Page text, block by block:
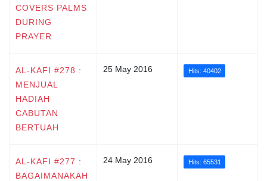
COVERS PALMS
DURING
PRAYER
AL-KAFI #278 :
MENJUAL
HADIAH
CABUTAN
BERTUAH
25 May 2016 Hits: 40402
AL-KAFI #277 :
BAGAIMANAKAH
24 May 2016 Hits: 65531